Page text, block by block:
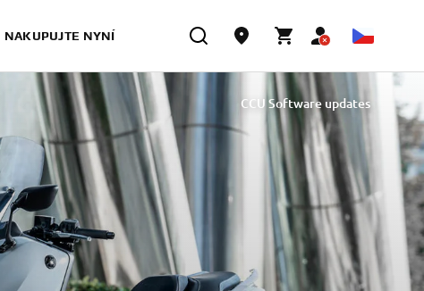
NAKUPUJTE NYNÍ
CCU Software updates